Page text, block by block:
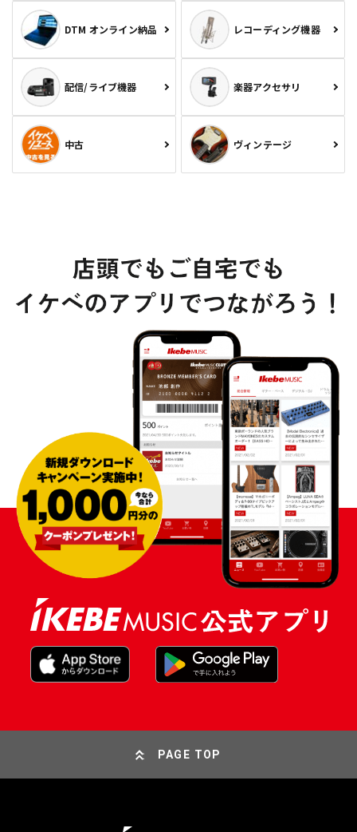
DTM オンライン納品 レコーディング機器
配信/ライブ機器 楽器アクセサリ
中古 ヴィンテージ
PAGE TOP